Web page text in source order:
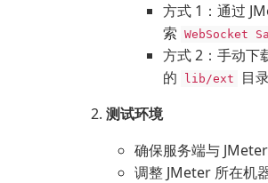
方式 1：通过
索 WebSocket
方式 2：手动下
的
lib/ext
目
测试环境
确保服务端与
调整 JMeter 所在机